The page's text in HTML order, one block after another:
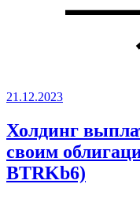
21.12.2023
Холдинг
своим
BTRKb6)